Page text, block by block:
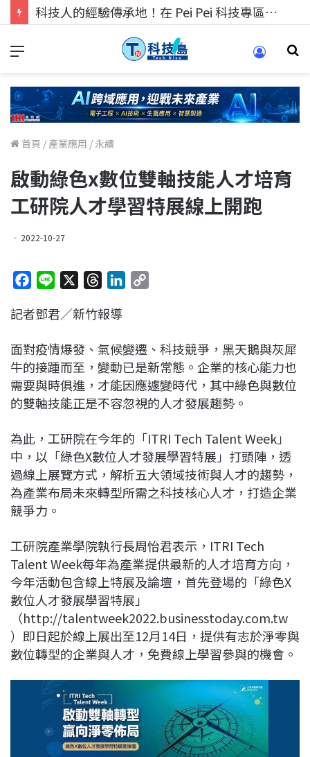
科技人的經驗傳承地！在 Pei Pei 科技專區，與學弟妹交流最硬核的技術
首頁 / 產業應用 /永續
啟動綠色x數位雙軸技能人才培育
工研院人才學習特展線上開跑
2022-10-27
c
b
o
o
k
n
r
a
d
s
e
d
I
n
L
i
n
k
記者鄧君／新竹報導
面對疫情爆發、氣候變遷、科技競爭，黑天鵝與灰犀
牛的接踵而至，變動已是新常態。企業的核心能力也
需要與時俱進，才能因應遽變時代，其中綠色與數位
的雙軸技能正是不容忽視的人才發展趨勢。
為此，工研院在今年的「ITRI Tech Talent Week」
中，以「綠色X數位人才發展學習特展」打頭陣，透
過線上展覽方式，解析五大領域技術與人才的趨勢，
為產業布局未來轉型所需之科技核心人才，打造企業
競爭力。
工研院產業學院執行長周怡君表示，ITRI Tech
Talent Week每年為產業提供最新的人才培育方向，
今年活動包含線上特展及論壇，首先登場的「綠色X
數位人才發展學習特展」
（http://talentweek2022.businesstoday.com.tw
）即日起於線上展出至12月14日，提供有志於淨零與
數位轉型的企業與人才，免費線上學習參與的機會。